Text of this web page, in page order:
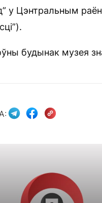
у Цэнтральным
будынак музея